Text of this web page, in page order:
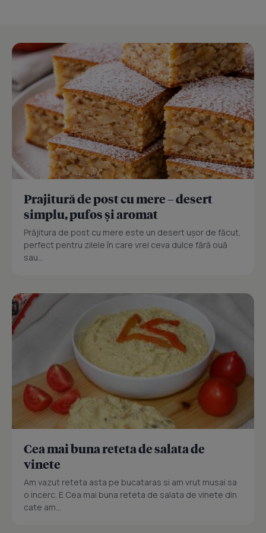
Prajitură de post cu mere – desert
simplu, pufos și aromat
Prăjitura de post cu mere este un desert ușor de făcut,
perfect pentru zilele în care vrei ceva dulce fără ouă
sau...
Cea mai buna reteta de salata de
vinete
Am vazut reteta asta pe bucataras si am vrut musai sa
o incerc. E Cea mai buna reteta de salata de vinete din
cate am...